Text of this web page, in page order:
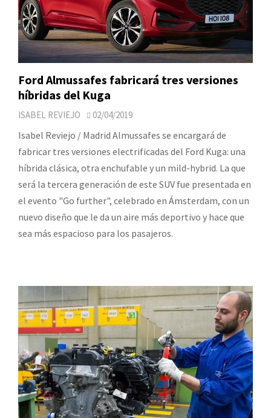
Ford Almussafes fabricará tres versiones
híbridas del Kuga
ISABEL REVIEJO 02/04/2019
Isabel Reviejo / Madrid Almussafes se encargará de
fabricar tres versiones electrificadas del Ford Kuga: una
híbrida clásica, otra enchufable y un mild-hybrid. La que
será la tercera generación de este SUV fue presentada en
el evento "Go further", celebrado en Ámsterdam, con un
nuevo diseño que le da un aire más deportivo y hace que
sea más espacioso para los pasajeros.